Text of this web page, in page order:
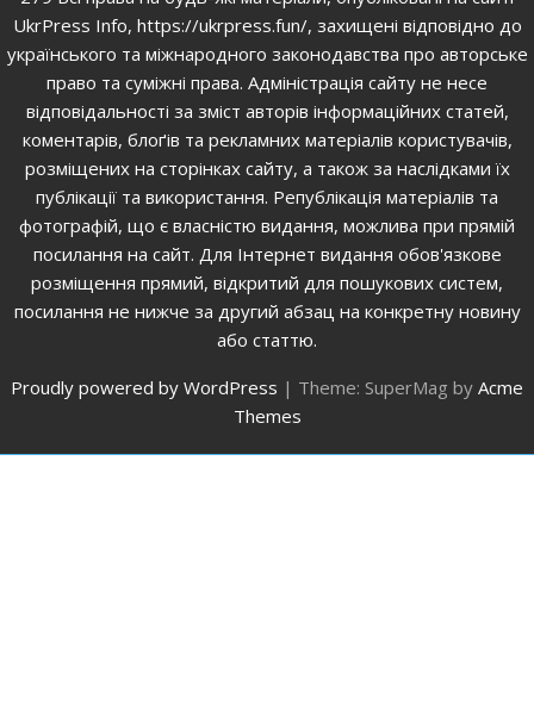
UkrPress Info, https://ukrpress.fun/, захищені відповідно до
українського та міжнародного законодавства про авторське
право та суміжні права. Адміністрація сайту не несе
відповідальності за зміст авторів інформаційних статей,
коментарів, блоґів та рекламних матеріалів користувачів,
розміщених на сторінках сайту, а також за наслідками їх
публікації та використання. Републікація матеріалів та
фотографій, що є власністю видання, можлива при прямій
посилання на сайт. Для Інтернет видання обов'язкове
розміщення прямий, відкритий для пошукових систем,
посилання не нижче за другий абзац на конкретну новину
або статтю.
Proudly powered by WordPress | Theme: SuperMag by Acme
Themes